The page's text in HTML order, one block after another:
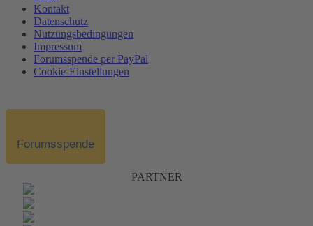
Kontakt
Datenschutz
Nutzungsbedingungen
Impressum
Forumsspende per PayPal
Cookie-Einstellungen
Forumsspende
PARTNER